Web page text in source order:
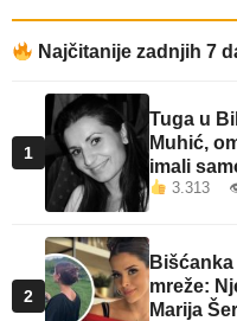
Najčitanije zadnjih 7
1
Tuga u
Muhić,
imali
3.313
2
mreže:
Marija